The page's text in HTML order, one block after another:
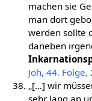
machen sie
man dort
werden sollte
daneben
Joh, 44.
„[…] wir